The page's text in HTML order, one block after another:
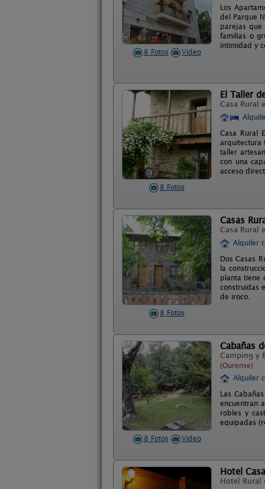
8 Fotos Video
Los
del Parque
parejas que
familias o
intimidad y
8 Fotos
El Taller
Casa Rural
Casa Rural
arquitectura
taller
con una
acceso
8 Fotos
Casas
Casa Rural
Alquiler
Dos Casas
la
planta tiene
construidas
de iroco.
8 Fotos Video
Cabañas
Camping y
(Ourense)
Alquiler
Las
encuentran
robles y
equipadas
Hotel
Hotel Rural